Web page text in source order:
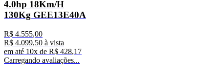
4.0hp 18Km/H
130Kg GEE13E40A
R$ 4.555,00
R$ 4.099,50 à vista
em até 10x de R$ 428,17
Carregando avaliações...